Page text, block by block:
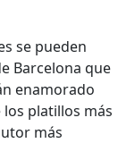
se pueden
Barcelona que
enamorado
platillos más
más